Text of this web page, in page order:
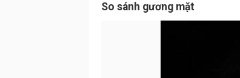
So sánh gương mặt